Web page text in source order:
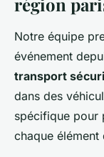
Notre équipe
événement
transport
dans des
spécifique pour
chaque élément